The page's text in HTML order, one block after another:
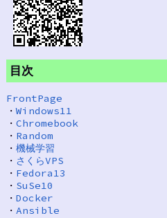
目次
FrontPage
・Windows11
・ Chromebook
・ Random
・ 機械学習
・ さくらVPS
・ Fedora13
・ SuSe10
・ Docker
・ Ansible